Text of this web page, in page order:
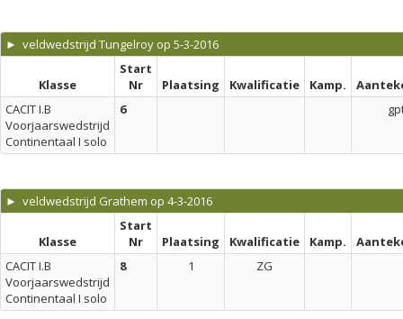
► veldwedstrijd Tungelroy op 5-3-2016
Klasse
Start
Nr
Plaatsing Kwalificatie Kamp.
CACIT I.B
Voorjaarswedstrijd
Continentaal I solo
6
► veldwedstrijd Grathem op 4-3-2016
Klasse
Start
Nr
Plaatsing Kwalificatie Kamp.
CACIT I.B
Voorjaarswedstrijd
Continentaal I solo
8 1 ZG